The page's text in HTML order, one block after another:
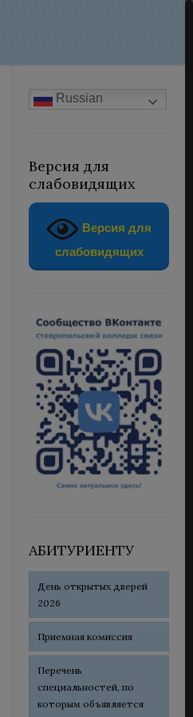
Russian
Версия для
слабовидящих
Версия для
слабовидящих
АБИТУРИЕНТУ
День открытых дверей
2026
Приемная комиссия
Перечень
специальностей, по
которым объявляется